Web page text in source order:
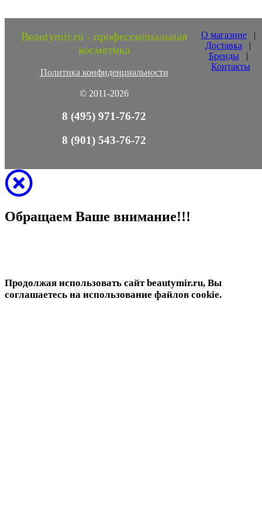
Beautymir.ru - профессиональная
косметика
Политика конфиденциальности
© 2011-2026
О магазине|
Доставка |
Бренды |
Контакты
8 (495) 971-76-72
8 (901) 543-76-72
Обращаем Ваше внимание!!!
Продолжая использовать сайт beautymir.ru, Вы
соглашаетесь на использование файлов cookie.